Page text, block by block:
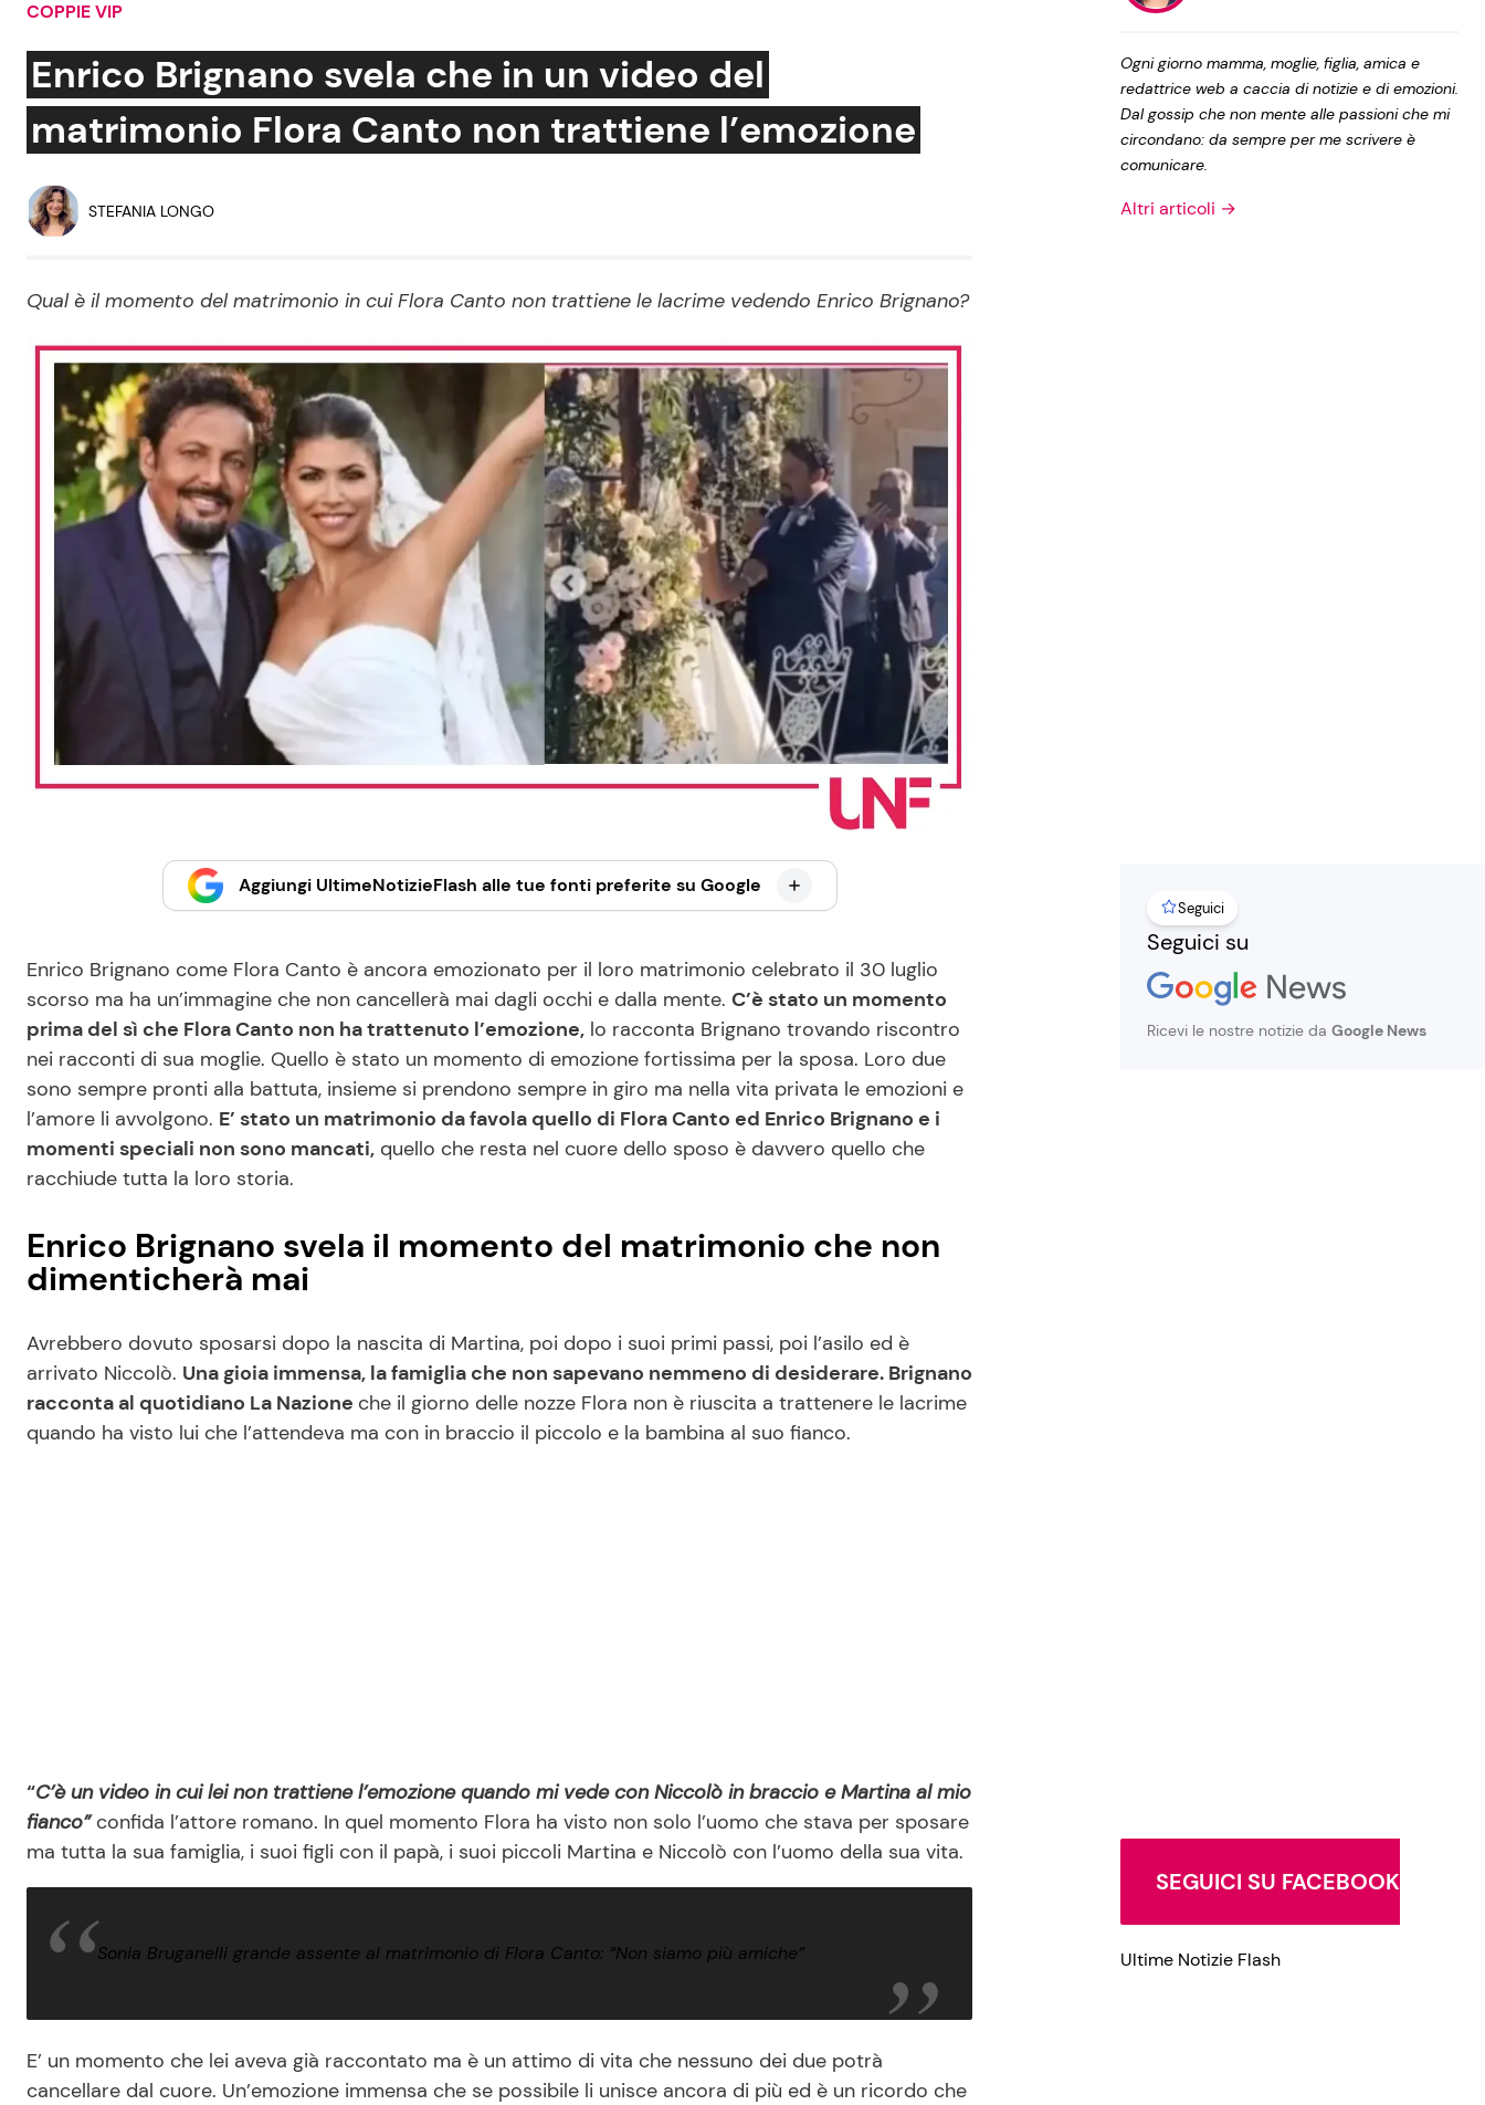
Social News
News dal mondo
Benessere
Mondo Mamma
Salute
Viaggi e Turismo
Festività
Cucina e Ricette
Le Ricette in TV
Ricette Facili e Veloci
Ricette Feste
Ricette per Bambini
Privacy Policy
COPPIE VIP
Enrico Brignano svela che in un video del
matrimonio Flora Canto non trattiene l’emozione
STEFANIA LONGO
Qual è il momento del matrimonio in cui Flora Canto non trattiene le lacrime vedendo Enrico Brignano?
Aggiungi UltimeNotizieFlash alle tue fonti preferite su Google
Enrico Brignano come Flora Canto è ancora emozionato per il loro matrimonio celebrato il 30 luglio
scorso ma ha un’immagine che non cancellerà mai dagli occhi e dalla mente. C’è stato un momento
prima del sì che Flora Canto non ha trattenuto l’emozione, lo racconta Brignano trovando riscontro
nei racconti di sua moglie. Quello è stato un momento di emozione fortissima per la sposa. Loro due
sono sempre pronti alla battuta, insieme si prendono sempre in giro ma nella vita privata le emozioni e
l’amore li avvolgono. E’ stato un matrimonio da favola quello di Flora Canto ed Enrico Brignano e i
momenti speciali non sono mancati, quello che resta nel cuore dello sposo è davvero quello che
racchiude tutta la loro storia.
Enrico Brignano svela il momento del matrimonio che non
dimenticherà mai
Avrebbero dovuto sposarsi dopo la nascita di Martina, poi dopo i suoi primi passi, poi l’asilo ed è
arrivato Niccolò. Una gioia immensa, la famiglia che non sapevano nemmeno di desiderare. Brignano
racconta al quotidiano La Nazione che il giorno delle nozze Flora non è riuscita a trattenere le lacrime
quando ha visto lui che l’attendeva ma con in braccio il piccolo e la bambina al suo fianco.
“C’è un video in cui lei non trattiene l’emozione quando mi vede con Niccolò in braccio e Martina al mio
fianco” confida l’attore romano. In quel momento Flora ha visto non solo l’uomo che stava per sposare
ma tutta la sua famiglia, i suoi figli con il papà, i suoi piccoli Martina e Niccolò con l’uomo della sua vita.
Sonia Bruganelli grande assente al matrimonio di Flora Canto: “Non siamo più amiche”
E’ un momento che lei aveva già raccontato ma è un attimo di vita che nessuno dei due potrà
cancellare dal cuore. Un’emozione immensa che se possibile li unisce ancora di più ed è un ricordo che
Ogni giorno mamma, moglie, figlia, amica e
redattrice web a caccia di notizie e di emozioni.
Dal gossip che non mente alle passioni che mi
circondano: da sempre per me scrivere è
comunicare.
Altri articoli →
Seguici
Seguici su
Ricevi le nostre notizie da Google News
SEGUICI SU FACEBOOK
Ultime Notizie Flash